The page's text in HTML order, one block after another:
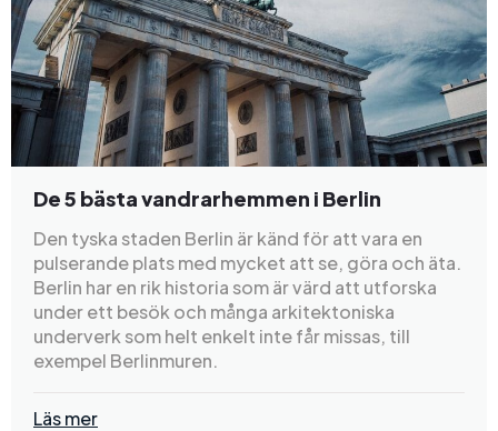
De 5 bästa vandrarhemmen i Berlin
Den tyska staden Berlin är känd för att vara en
pulserande plats med mycket att se, göra och äta.
Berlin har en rik historia som är värd att utforska
under ett besök och många arkitektoniska
underverk som helt enkelt inte får missas, till
exempel Berlinmuren.
Läs mer